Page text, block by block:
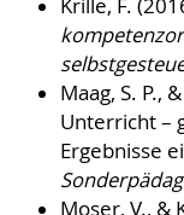
Krille, F.
Maag, S. P.,
Unterricht –
Ergebnisse
Moser, V., &